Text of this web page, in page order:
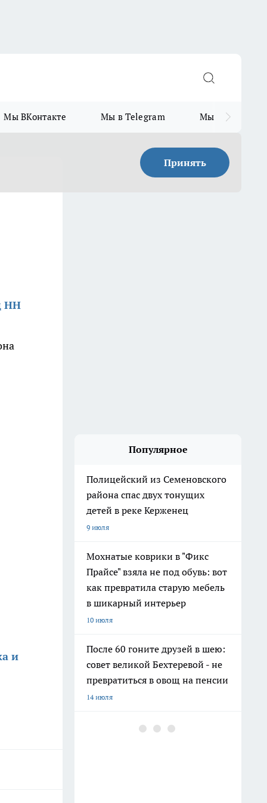
Мы ВКонтакте Мы в Telegram Мы в MAX
Принять
НН
и
Популярное
Полицейский из Семеновского
района спас двух тонущих
детей в реке Керженец
9 июля
Мохнатые коврики в "Фикс
Прайсе" взяла не под обувь: вот
как превратила старую мебель
в шикарный интерьер
10 июля
После 60 гоните друзей в шею:
совет великой Бехтеревой - не
превратиться в овощ на пенсии
14 июля
Шоколад, достойный короны: